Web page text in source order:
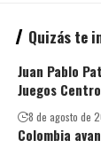
Quizás te
Juan Pablo
Juegos
8 de agosto de
Colombia